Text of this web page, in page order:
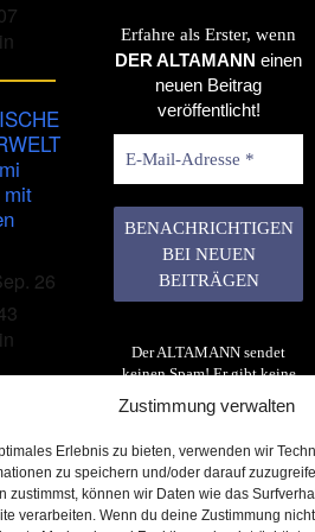
Zustimmung verwalten
Erlebnis zu bieten, verwenden wir
zu speichern und/oder darauf
zustimmst, können wir Daten wie das
verarbeiten. Wenn du deine Zustimmung
mit
26
Erfahre als Erster, wenn
DER ALTAMANN einen
neuen Beitrag
veröffentlicht!
Der ALTAMANN sendet
keinen Spam! Er gibt keine
Daten an dritte weiter. Erfahre
mehr in unserer
Datenschutzerklärung.